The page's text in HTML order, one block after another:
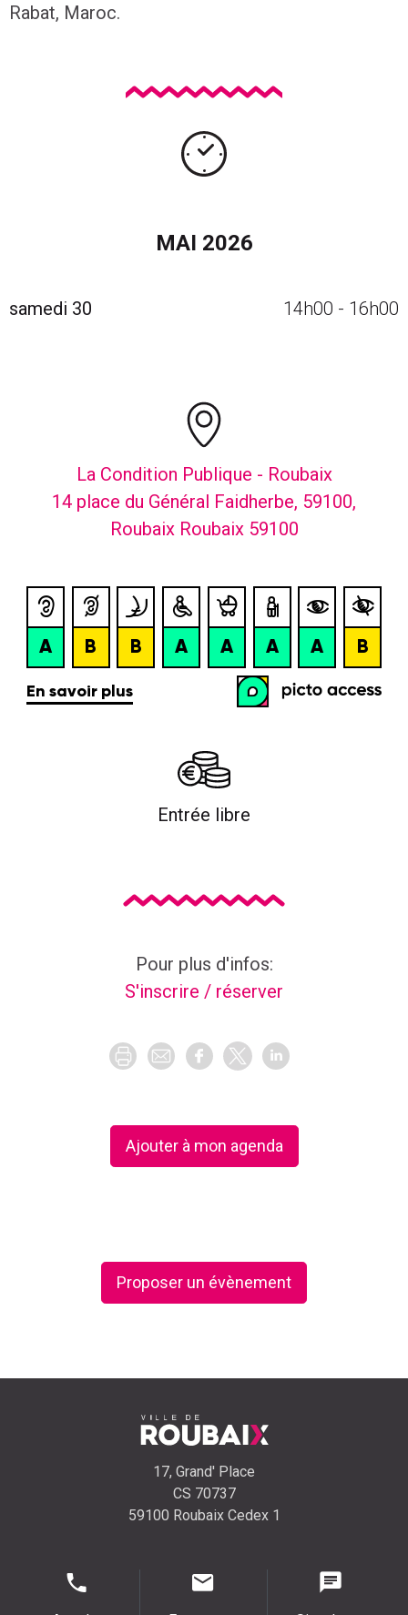
La Condition Publique - Roubaix
14 place du Général Faidherbe, 59100,
Roubaix Roubaix 59100
Entrée libre
Liens pour s'inscrire ou réserver à cet
Pour plus d'infos:
S'inscrire / réserver
Ajouter à mon agenda
Proposer un évènement
Rabat, Maroc.
Calendrier des événements avec navigation par mois
MAI 2026
samedi 30 14h00 - 16h00
17, Grand' Place
CS 70737
59100 Roubaix Cedex 1